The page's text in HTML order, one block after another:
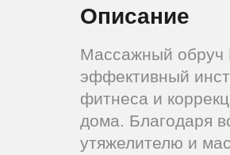
Описание
Массажный обруч
эффективный
фитнеса и
дома. Благодаря
утяжелителю и